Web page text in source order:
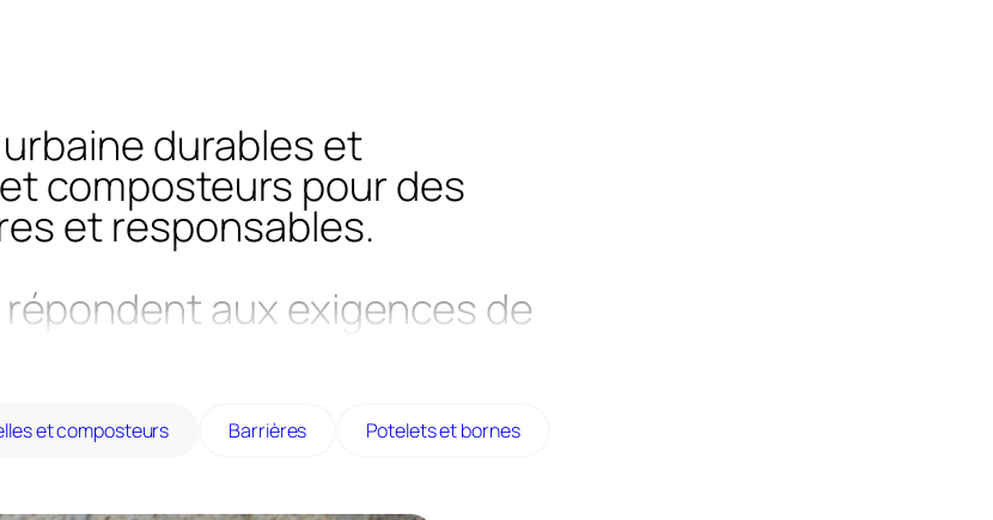
durables et
composteurs pour des
et responsables.
aux exigences de
espaces publics
et composteurs Barrières Potelets et bornes